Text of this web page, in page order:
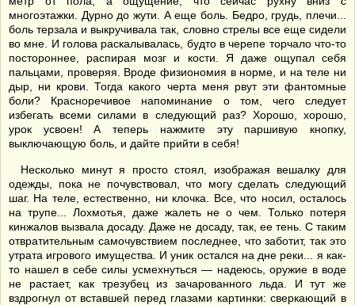
многоэтажки. Дурно до жути. А еще боль. Бедро, грудь, плечи...
боль терзала и выкручивала так, словно стрелы все еще сидели
во мне. И голова раскалывалась, будто в черепе торчало что-то
постороннее, распирая мозг и кости. Я даже ощупал себя
пальцами, проверяя. Вроде физиономия в норме, и на теле ни
дыр, ни крови. Тогда какого черта меня рвут эти фантомные
боли? Красноречивое напоминание о том, чего следует
избегать всеми силами в следующий раз? Хорошо, хорошо,
урок усвоен! А теперь нажмите эту паршивую кнопку,
выключающую боль, и дайте прийти в себя!
Несколько минут я просто стоял, изображая вешалку для
одежды, пока не почувствовал, что могу сделать следующий
шаг. На теле, естественно, ни клочка. Все, что носил, осталось
на трупе... Лохмотья, даже жалеть не о чем. Только потеря
кинжалов вызвала досаду. Даже не досаду, так, ее тень. С таким
отвратительным самочувствием последнее, что заботит, так это
утрата игрового имущества. И уник остался на дне реки... я как-
то нашел в себе силы усмехнуться — надеюсь, оружие в воде
не растает, как трезубец из зачарованного льда. И тут же
вздрогнул от вставшей перед глазами картинки: сверкающий в